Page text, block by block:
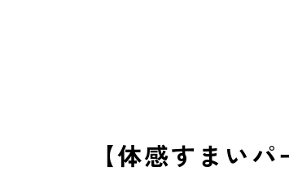
【体感すまい